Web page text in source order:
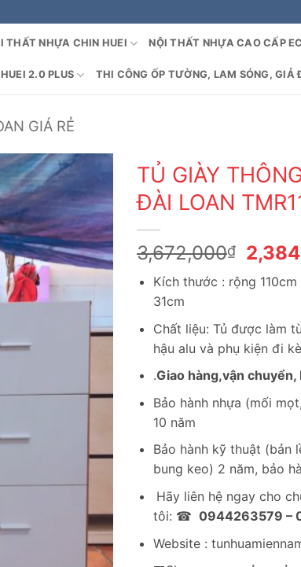
THẤT NHỰA CHIN HUEI NỘI THẤT NHỰA CAO CẤP
2.0 PLUS THI CÔNG ỐP TƯỜNG, LAM SÓNG, GIẢ
GIÁ RẺ
TỦ GIÀY
ĐÀI LOAN
3,672,000₫
Giá
gốc
là:
Kích thước : rộng
31cm
Chất liệu: Tủ được làm
hậu alu và phụ kiện đi
.Giao hàng,vận
Bảo hành nhựa (mối
10 năm
Bảo hành kỹ thuật (bản
bung keo) 2 năm, bảo
Hãy liên hệ ngay cho
tôi: ☎ 0944263579 –
Website :